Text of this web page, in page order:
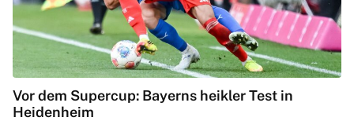
Vor dem Supercup: Bayerns heikler Test in
Heidenheim